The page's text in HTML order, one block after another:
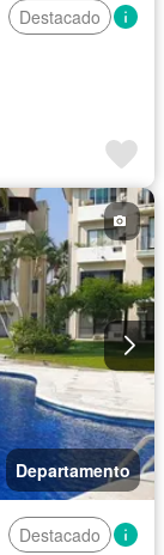
Destacado
Departamento
Destacado